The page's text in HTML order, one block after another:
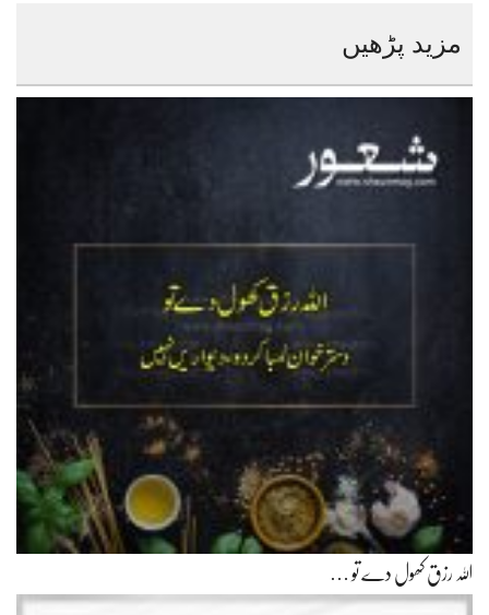
مزید پڑھیں
اللہ رزق کھول دے تو …